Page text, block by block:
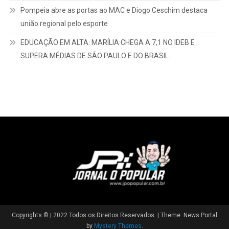
Pompeia abre as portas ao MAC e Diogo Ceschim destaca
união regional pelo esporte
EDUCAÇÃO EM ALTA: MARÍLIA CHEGA A 7,1 NO IDEB E
SUPERA MÉDIAS DE SÃO PAULO E DO BRASIL
Copyrights © | 2022 Todos os Direitos Reservados. | Theme: News Portal
by Mystery Themes